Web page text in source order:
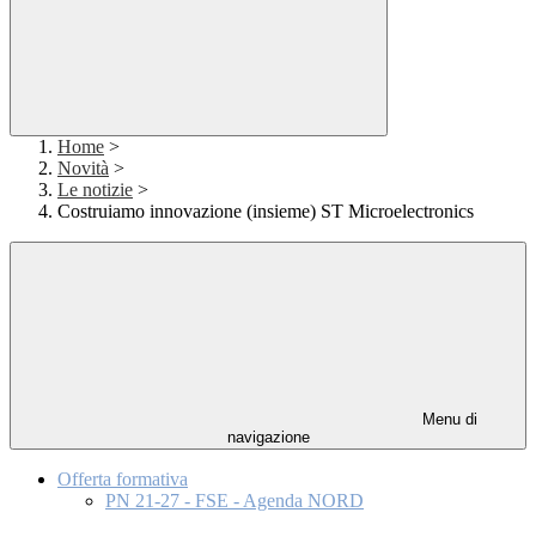
Home >
Novità >
Le notizie >
Costruiamo innovazione (insieme) ST Microelectronics
Menu di
navigazione
Offerta formativa
PN 21-27 - FSE - Agenda NORD